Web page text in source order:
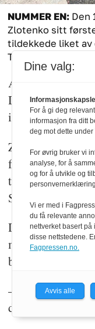
NUMMER EN: Den
Zlotenko sitt
tildekkede liket av
Taras Sjevtsjenko-
Alarmene og
De fleste blir
ikke i
Zlotenko tar
fra 10. oktober
tildekket lik i
Sjevtsjenko-
Det var hans
minutter unna
bølge av
– Det siste store
døde. Ett barn.
Dine valg:
For å gi deg
informasjon fra ditt
deg mot dette
For øvrig bruker vi
analyse, for å
og for å utvikle og
Vi er med i
du få relevante
nettverket basert på
disse nettstedene.
Fagpressen.no.
Avvis alle